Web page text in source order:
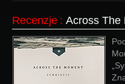
Recenzje : Across The